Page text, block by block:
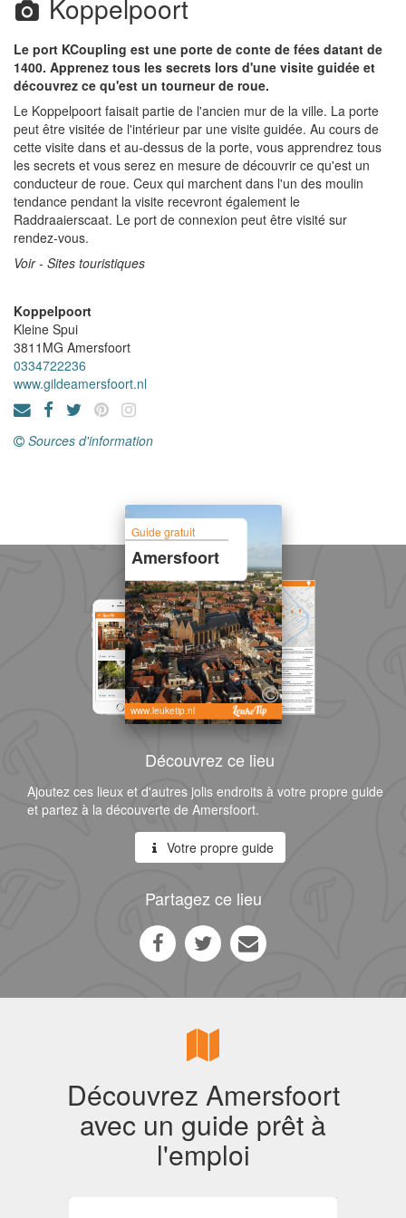
Koppelpoort
Le port KCoupling est une porte de conte de fées datant de
1400. Apprenez tous les secrets lors d'une visite guidée et
découvrez ce qu'est un tourneur de roue.
Le Koppelpoort faisait partie de l'ancien mur de la ville. La porte
peut être visitée de l'intérieur par une visite guidée. Au cours de
cette visite dans et au-dessus de la porte, vous apprendrez tous
les secrets et vous serez en mesure de découvrir ce qu'est un
conducteur de roue. Ceux qui marchent dans l'un des moulin
tendance pendant la visite recevront également le
Raddraaierscaat. Le port de connexion peut être visité sur
rendez-vous.
Voir - Sites touristiques
Koppelpoort
Kleine Spui
3811MG Amersfoort
0334722236
www.gildeamersfoort.nl
Sources d'information
Guide gratuit
Amersfoort
www.leuketip.nl
Découvrez ce lieu
Ajoutez ces lieux et d'autres jolis endroits à votre propre guide
et partez à la découverte de Amersfoort.
Votre propre guide
Partagez ce lieu
Découvrez Amersfoort
avec un guide prêt à
l'emploi